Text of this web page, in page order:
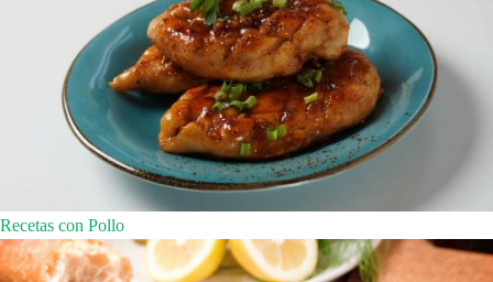
Recetas con Pollo